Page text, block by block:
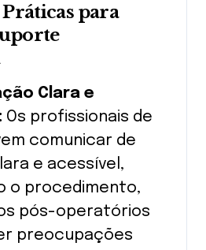
para
Clara e
Os profissionais de
comunicar de
e acessível,
o procedimento,
pós-operatórios
preocupações